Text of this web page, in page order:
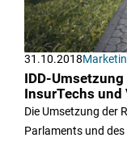
31.10.2018
IDD-
InsurTechs
Die Umsetzung der
Parlaments und